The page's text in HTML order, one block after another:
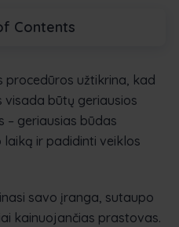
Contents
procedūros užtikrina, kad
visada būtų geriausios
– geriausias būdas
ir padidinti veiklos
savo įranga, sutaupo
kainuojančias prastovas.